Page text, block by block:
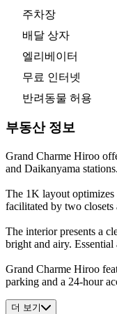
주차장
배달 상자
엘리베이터
무료 인터넷
반려동물 허용
부동산 정보
Grand Charme Hiroo
and Daikanyama
The 1K layout optimizes
facilitated by two closets
The interior presents a
bright and airy.
Grand Charme Hiroo
parking and a 24-hour
더 보기